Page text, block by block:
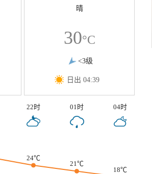
晴
30°C
<3级
日出 04:39
22时 01时 04时
24℃
21℃
18℃